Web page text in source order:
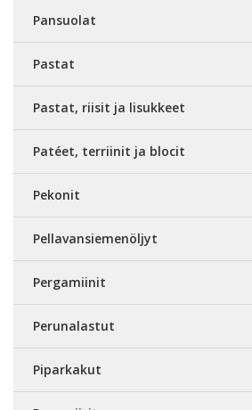
Pansuolat
Pastat
Pastat, riisit ja lisukkeet
Patéet, terriinit ja blocit
Pekonit
Pellavansiemenöljyt
Pergamiinit
Perunalastut
Piparkakut